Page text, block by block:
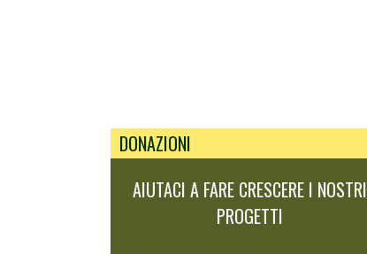
DONAZIONI
AIUTACI A FARE CRESCERE I NOSTRI
PROGETTI